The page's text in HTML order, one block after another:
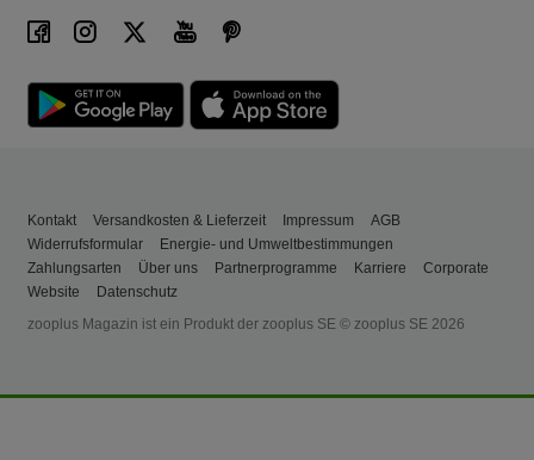
Kontakt Versandkosten & Lieferzeit Impressum
AGB
Widerrufsformular
Energie- und Umweltbestimmungen
Zahlungsarten
Über uns Partnerprogramme Karriere
Corporate
Website
Datenschutz
zooplus Magazin ist ein Produkt der zooplus SE © zooplus SE 2026